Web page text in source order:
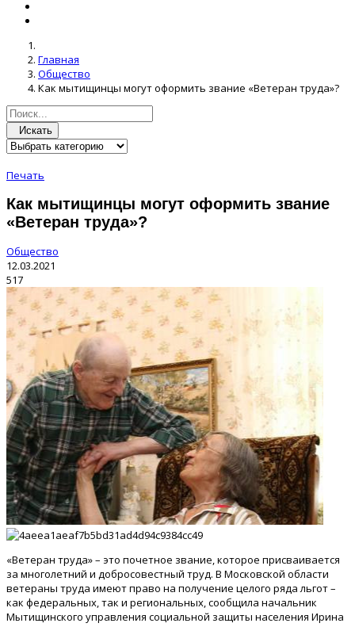
Главная
Общество
Как мытищинцы могут оформить звание «Ветеран труда»?
Искать
Печать
Как мытищинцы могут оформить звание
«Ветеран труда»?
Общество
12.03.2021
517
«Ветеран труда» – это почетное звание, которое присваивается
за многолетний и добросовестный труд. В Московской области
ветераны труда имеют право на получение целого ряда льгот –
как федеральных, так и региональных, сообщила начальник
Мытищинского управления социальной защиты населения Ирина